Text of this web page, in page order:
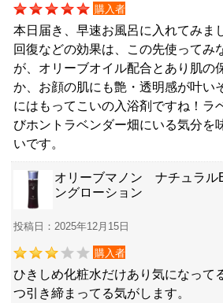
購入者
本日届き、早速お風呂に入れてみま
回復などの効果は、この先使ってみ
が、オリーブオイル配合とあり肌の
か、お顔の肌にも艶・透明感が叶い
にはもってこいの入浴剤ですね！ラ
びホントラベンダー畑にいる気分を
いです。
オリーブマノン ナチュラル
ングローション
投稿日：2025年12月15日
購入者
ひきしめ化粧水だけあり気になって
つ引き締まってる気がします。